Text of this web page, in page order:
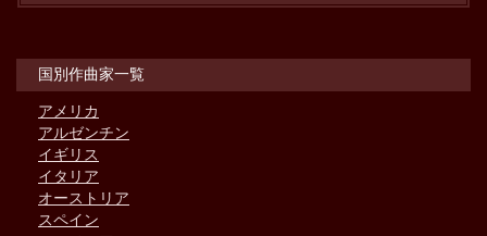
国別作曲家一覧
アメリカ
アルゼンチン
イギリス
イタリア
オーストリア
スペイン